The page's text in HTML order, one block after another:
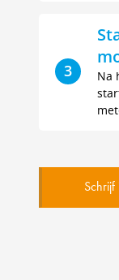
3
Na
Schrijf